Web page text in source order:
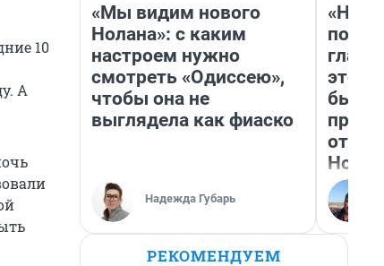
10
А
«Мы видим нового
Нолана»: с каким
настроем нужно
смотреть «Одиссею»,
чтобы она не
выглядела как фиаско
Надежда Губарь
этого
бьет
РЕКОМЕНДУЕМ